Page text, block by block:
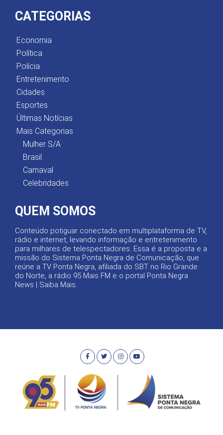
CATEGORIAS
Economia
Política
Polícia
Entretenimento
Cidades
Esportes
Últimas Notícias
Mais Categorias
Mulher S/A
Brasil
Carnaval
Celebridades
QUEM SOMOS
Conteúdo potiguar conectado em multiplataforma de TV,
rádio e internet, levando informação e entretenimento
para milhares de telespectadores. Essa é a proposta e a
missão do Sistema Ponta Negra de Comunicação, que
reúne a TV Ponta Negra, afiliada do SBT no Rio Grande
do Norte, a rádio 95 Mais FM e o portal Ponta Negra
News | Saiba Mais.